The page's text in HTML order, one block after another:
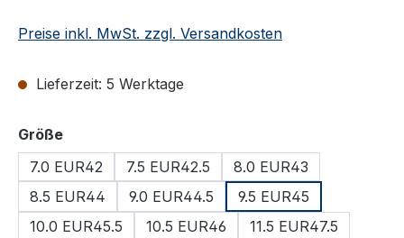
Preise inkl. MwSt. zzgl. Versandkosten
Lieferzeit: 5 Werktage
Größeauswählen
7.0 EUR42
7.5 EUR42.5
8.0 EUR43
8.5 EUR44
9.0 EUR44.5
9.5 EUR45
10.0 EUR45.5
10.5 EUR46
11.5 EUR47.5